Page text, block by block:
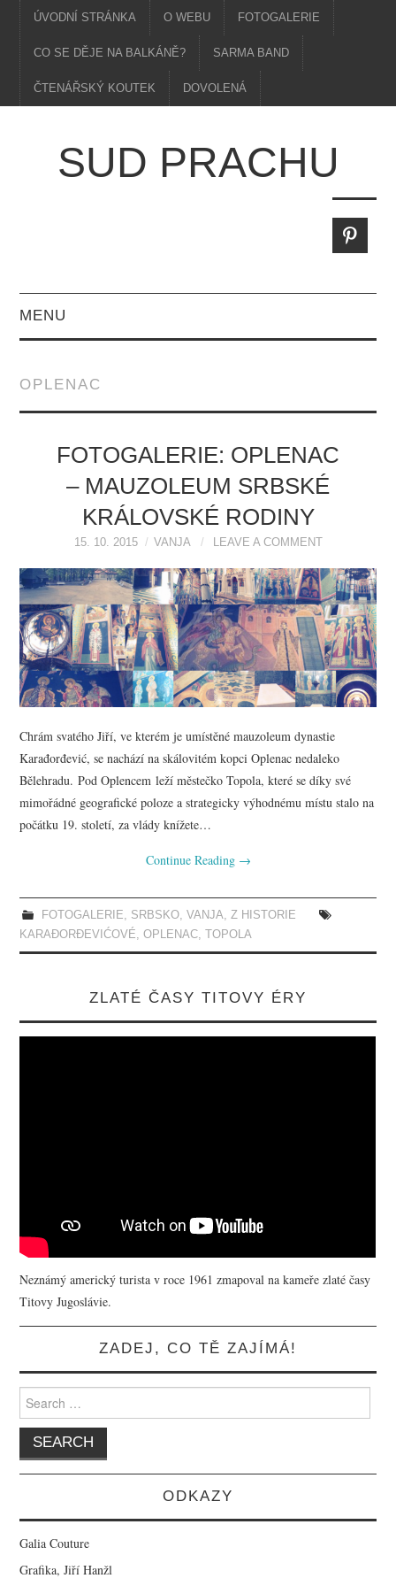
ÚVODNÍ STRÁNKA O WEBU FOTOGALERIE
CO SE DĚJE NA BALKÁNĚ? SARMA BAND
ČTENÁŘSKÝ KOUTEK DOVOLENÁ
SUD PRACHU
MENU
OPLENAC
FOTOGALERIE: OPLENAC
– MAUZOLEUM SRBSKÉ
KRÁLOVSKÉ RODINY
15. 10. 2015 VANJA LEAVE A COMMENT
Chrám svatého Jiří, ve kterém je umístěné mauzoleum dynastie
Karađorđević, se nachází na skálovitém kopci Oplenac nedaleko
Bělehradu. Pod Oplencem leží městečko Topola, které se díky své
mimořádné geografické poloze a strategicky výhodnému místu stalo na
počátku 19. století, za vlády knížete…
Continue Reading →
FOTOGALERIE, SRBSKO, VANJA, Z HISTORIE
KARAĐORĐEVIĆOVÉ,OPLENAC, TOPOLA
ZLATÉ ČASY TITOVY ÉRY
Neznámý americký turista v roce 1961 zmapoval na kameře zlaté časy
Titovy Jugoslávie.
ZADEJ, CO TĚ ZAJÍMÁ!
Search for:
ODKAZY
Galia Couture
Grafika, Jiří Hanžl